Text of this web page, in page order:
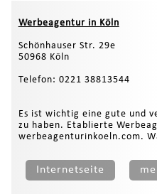
Werbeagentur in Köln
Schönhauser Str. 29e
50968 Köln
Telefon: 0221 38813544
Es ist wichtig eine gute und
zu haben. Etablierte
werbeagenturinkoeln.com.
Internetseite